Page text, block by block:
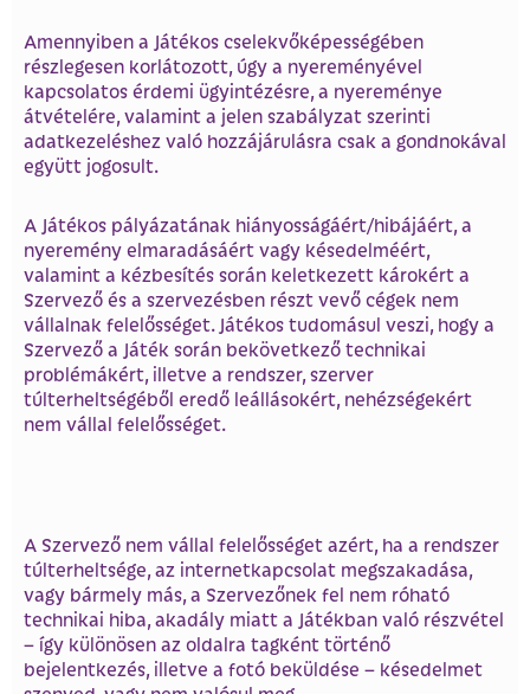
Amennyiben a Játékos cselekvőképességében
részlegesen korlátozott, úgy a nyereményével
kapcsolatos érdemi ügyintézésre, a nyereménye
átvételére, valamint a jelen szabályzat szerinti
adatkezeléshez való hozzájárulásra csak a gondnokával
együtt jogosult.
A Játékos pályázatának hiányosságáért/hibájáért, a
nyeremény elmaradásáért vagy késedelméért,
valamint a kézbesítés során keletkezett károkért a
Szervező és a szervezésben részt vevő cégek nem
vállalnak felelősséget. Játékos tudomásul veszi, hogy a
Szervező a Játék során bekövetkező technikai
problémákért, illetve a rendszer, szerver
túlterheltségéből eredő leállásokért, nehézségekért
nem vállal felelősséget.
A Szervező nem vállal felelősséget azért, ha a rendszer
túlterheltsége, az internetkapcsolat megszakadása,
vagy bármely más, a Szervezőnek fel nem róható
technikai hiba, akadály miatt a Játékban való részvétel
– így különösen az oldalra tagként történő
bejelentkezés, illetve a fotó beküldése – késedelmet